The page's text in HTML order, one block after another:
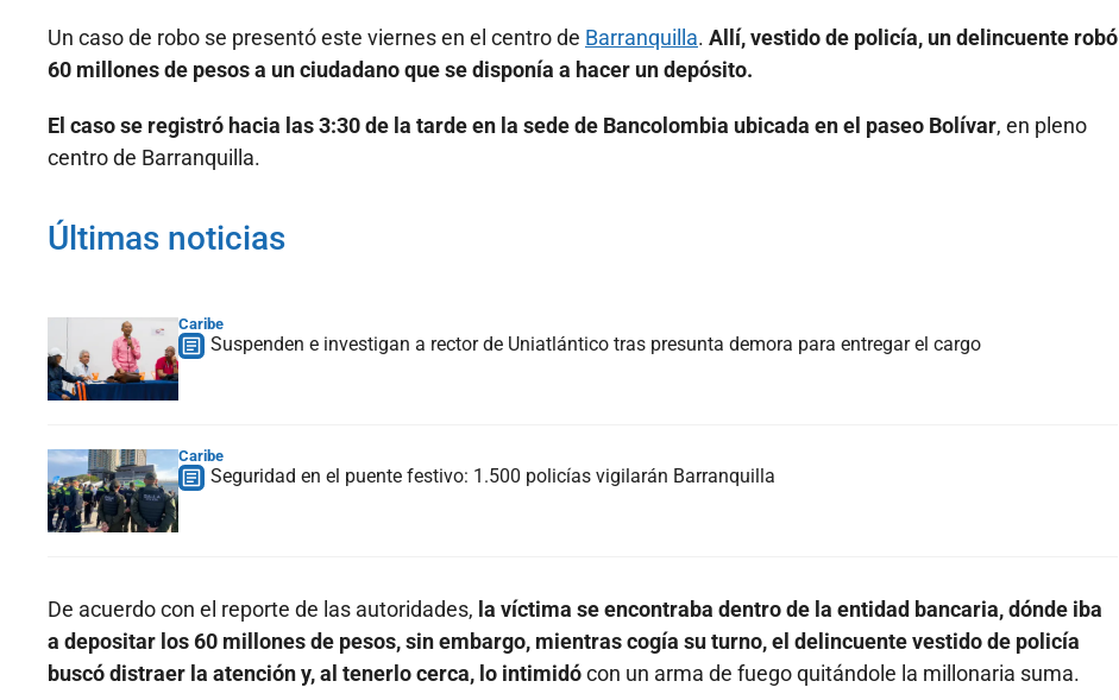
Un caso de robo se presentó este viernes en el centro de Barranquilla. Allí, vestido de policía, un delincuente robó
60 millones de pesos a un ciudadano que se disponía a hacer un depósito.
El caso se registró hacia las 3:30 de la tarde en la sede de Bancolombia ubicada en el paseo Bolívar, en pleno
centro de Barranquilla.
Últimas noticias
Caribe
Suspenden e investigan a rector de Uniatlántico tras presunta demora para entregar el cargo
Caribe
Seguridad en el puente festivo: 1.500 policías vigilarán Barranquilla
De acuerdo con el reporte de las autoridades, la víctima se encontraba dentro de la entidad bancaria, dónde iba
a depositar los 60 millones de pesos, sin embargo, mientras cogía su turno, el delincuente vestido de policía
buscó distraer la atención y, al tenerlo cerca, lo intimidócon un arma de fuego quitándole la millonaria suma.